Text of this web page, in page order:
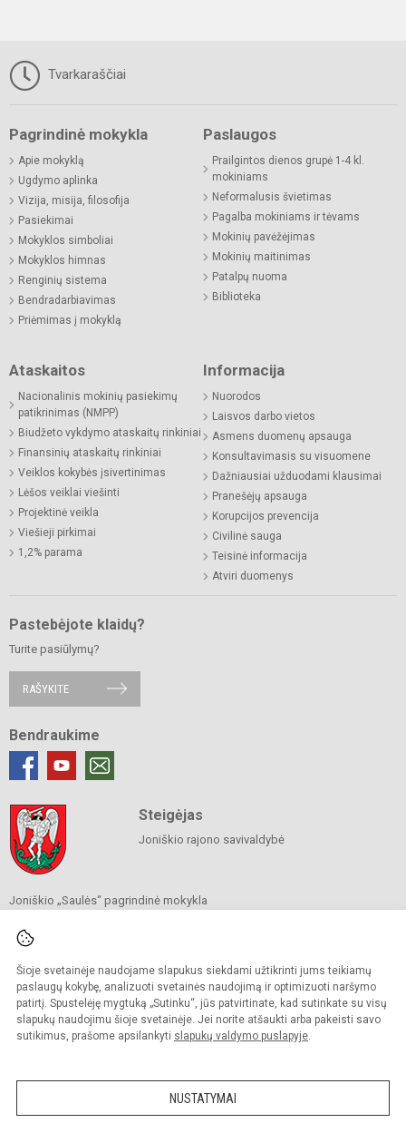
Šioje svetainėje naudojame slapukus siekdami užtikrinti jums teikiamų
paslaugų kokybę, analizuoti svetainės naudojimą ir optimizuoti naršymo
patirtį. Spustelėję mygtuką „Sutinku“, jūs patvirtinate, kad sutinkate su visų
slapukų naudojimu šioje svetainėje. Jei norite atšaukti arba pakeisti savo
sutikimus, prašome apsilankyti slapukų valdymo puslapyje.
NUSTATYMAI
Tvarkaraščiai
Pagrindinė mokykla
Apie mokyklą
Ugdymo aplinka
Vizija, misija, filosofija
Pasiekimai
Mokyklos simboliai
Mokyklos himnas
Renginių sistema
Bendradarbiavimas
Priėmimas į mokyklą
Paslaugos
Prailgintos dienos grupė 1-4 kl.
mokiniams
Neformalusis švietimas
Pagalba mokiniams ir tėvams
Mokinių pavėžėjimas
Mokinių maitinimas
Patalpų nuoma
Biblioteka
Ataskaitos
Nacionalinis mokinių pasiekimų
patikrinimas (NMPP)
Biudžeto vykdymo ataskaitų rinkiniai
Finansinių ataskaitų rinkiniai
Veiklos kokybės įsivertinimas
Lėšos veiklai viešinti
Projektinė veikla
Viešieji pirkimai
1,2% parama
Informacija
Nuorodos
Laisvos darbo vietos
Asmens duomenų apsauga
Konsultavimasis su visuomene
Dažniausiai užduodami klausimai
Pranešėjų apsauga
Korupcijos prevencija
Civilinė sauga
Teisinė informacija
Atviri duomenys
Pastebėjote klaidų?
Turite pasiūlymų?
RAŠYKITE
Bendraukime
Steigėjas
Joniškio rajono savivaldybė
Joniškio „Saulės“ pagrindinė mokykla
Livonijos g. 6, Joniškis 84124
Tel.(0 426) 60 060
El. p. sekretore@saule.joniskis.lm.lt
Duomenys kaupiami ir saugomi
Juridinių asmenų registre
Įmonės kodas 190565192
© 2023. Joniškio „Saulės“ pagrindinė mokykla. Visos teisės saugomos.
Kopijuoti turinį be raštiško įstaigos administracijos sutikimo griežtai draudžiama.
Versija neįgaliesiems Slapukų politika